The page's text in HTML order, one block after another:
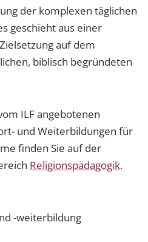
der komplexen täglichen
geschieht aus einer
auf dem
biblisch begründeten
ILF angebotenen
und Weiterbildungen für
finden Sie auf der
Religionspädagogik.
-weiterbildung